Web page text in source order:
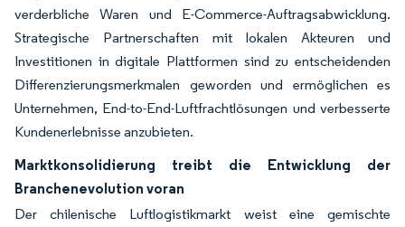
verderbliche Waren und E-Commerce-Auftragsabwicklung.
Strategische Partnerschaften mit lokalen Akteuren und
Investitionen in digitale Plattformen sind zu entscheidenden
Differenzierungsmerkmalen geworden und ermöglichen es
Unternehmen, End-to-End-Luftfrachtlösungen und verbesserte
Kundenerlebnisse anzubieten.
Marktkonsolidierung treibt die Entwicklung der
Branchenevolution voran
Der chilenische Luftlogistikmarkt weist eine gemischte